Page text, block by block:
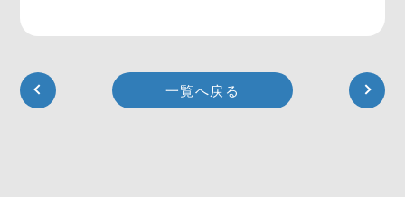
一覧へ戻る